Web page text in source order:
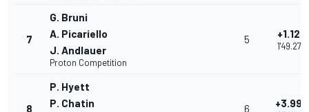
7
G. Bruni
A. Picariello
J. Andlauer
Proton Competition
5 +1.122
1'49.274
8
P. Hyett
P. Chatin
6 +3.990